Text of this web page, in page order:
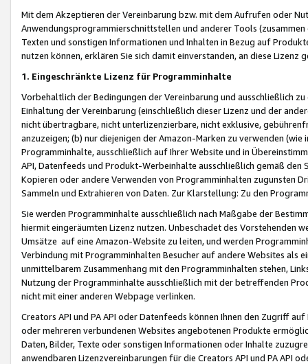
Mit dem Akzeptieren der Vereinbarung bzw. mit dem Aufrufen oder
Anwendungsprogrammierschnittstellen und anderer Tools (zusammen
Texten und sonstigen Informationen und Inhalten in Bezug auf
nutzen können, erklären Sie sich damit einverstanden, an diese Lizenz
1. Eingeschränkte Lizenz für Programminhalte
Vorbehaltlich der Bedingungen der Vereinbarung und ausschließlich
Einhaltung der Vereinbarung (einschließlich dieser Lizenz und der
nicht übertragbare, nicht unterlizenzierbare, nicht exklusive,
anzuzeigen; (b) nur diejenigen der Amazon-Marken zu verwenden
Programminhalte, ausschließlich auf Ihrer Website und in
API, Datenfeeds und Produkt-Werbeinhalte ausschließlich gemäß
Kopieren oder andere Verwenden von Programminhalten zugunsten
Sammeln und Extrahieren von Daten. Zur Klarstellung: Zu den
Sie werden Programminhalte ausschließlich nach Maßgabe der
hiermit eingeräumten Lizenz nutzen. Unbeschadet des Vorstehenden
Umsätze auf eine Amazon-Website zu leiten, und werden
Verbindung mit Programminhalten Besucher auf andere Websites als
unmittelbarem Zusammenhang mit den Programminhalten stehen,
Nutzung der Programminhalte ausschließlich mit der betreffenden
nicht mit einer anderen Webpage verlinken.
Creators API und PA API oder Datenfeeds können Ihnen den Zugriff
oder mehreren verbundenen Websites angebotenen Produkte
Daten, Bilder, Texte oder sonstigen Informationen oder Inhalte
anwendbaren Lizenzvereinbarungen für die Creators API und PA API